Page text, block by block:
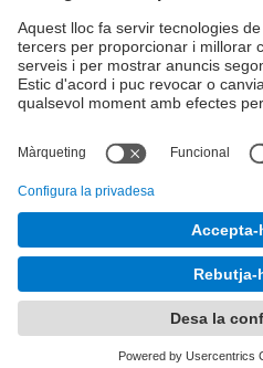
Tel. 93 4137194
jose.luis.grande@upc.edu
Formulari de contacte
Desenvolupat amb